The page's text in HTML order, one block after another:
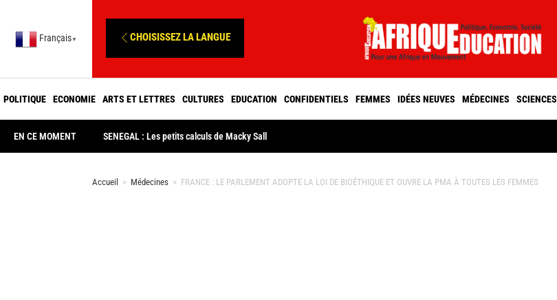
Français ▼ CHOISISSEZ LA LANGUE
POLITIQUE ECONOMIE ARTS ET LETTRES CULTURES EDUCATION CONFIDENTIELS FEMMES IDÉES NEUVES MÉDECINES SCIENCES
EN CE MOMENT SENEGAL : Les petits calculs de Macky Sall
Accueil > Médecines > FRANCE : LE PARLEMENT ADOPTE LA LOI DE BIOÉTHIQUE ET OUVRE LA PMA À TOUTES LES FEMMES